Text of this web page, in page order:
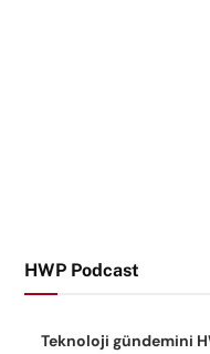
HWP Podcast
Teknoloji gündemini